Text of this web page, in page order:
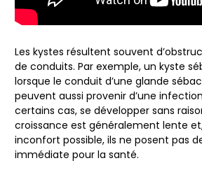
Les kystes résultent souvent
de conduits. Par exemple, un kyste
lorsque le conduit d’une glande
peuvent aussi provenir d’une
certains cas, se développer sans
croissance est généralement lente
inconfort possible, ils ne posent pas
immédiate pour la santé.